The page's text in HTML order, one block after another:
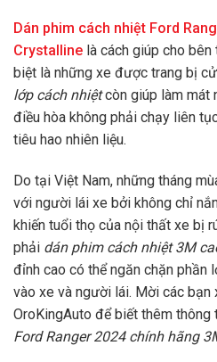
Dán phim cách nhiệt Ford
Crystalline là cách giúp cho
biệt là những xe được trang bị
lớp cách nhiệtcòn giúp làm mát
điều hòa không phải chạy liên
tiêu hao nhiên liệu.
Do tại Việt Nam, những tháng
với người lái xe bởi không chỉ
khiến tuổi thọ của nội thất xe bị
phải dán phim cách nhiệt 3M
đỉnh cao có thể ngăn chặn phần
vào xe và người lái. Mời các
OroKingAuto để biết thêm thông
Ford Ranger 2024 chính hãng